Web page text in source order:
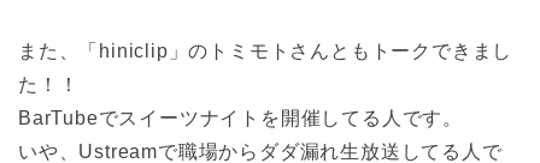
また、「hiniclip」のトミモトさんともトークできまし
た！！
BarTubeでスイーツナイトを開催してる人です。
いや、Ustreamで職場からダダ漏れ生放送してる人で